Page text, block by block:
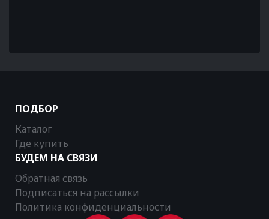
ПОДБОР
Каталог
Где купить
БУДЕМ НА СВЯЗИ
Обратная связь
Подписаться на рассылки
Политика конфиденциальности